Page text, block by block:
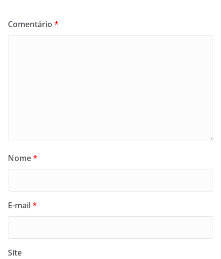
Comentário *
Nome*
E-mail*
Site